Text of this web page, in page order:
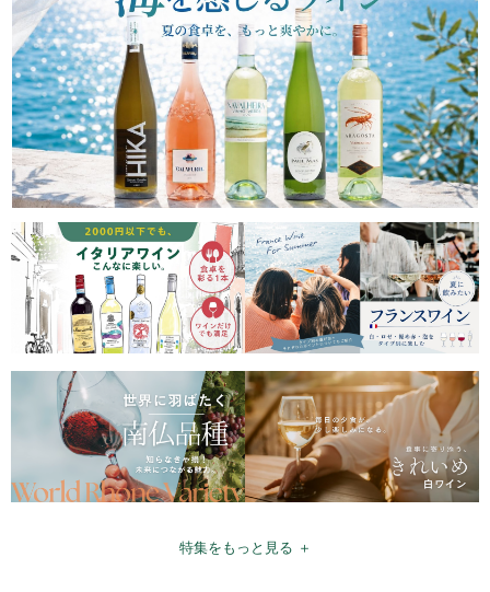
特集をもっと見る ＋